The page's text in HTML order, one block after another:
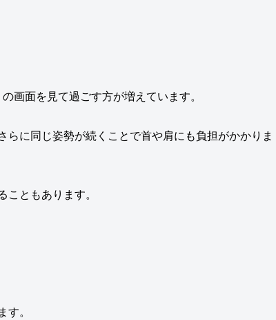
画面を見て過ごす方が増えています。
に同じ姿勢が続くことで首や肩にも負担がかかりま
ともあります。
す。